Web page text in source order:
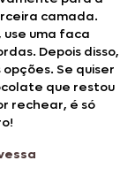
camada.
use uma faca
Depois disso,
Se quiser
que restou
rechear, é só